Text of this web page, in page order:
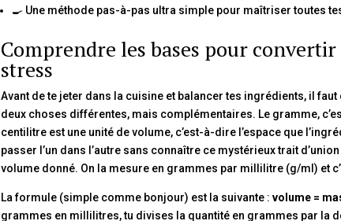
🍳 Une méthode pas-à-pas ultra simple pour maîtriser toutes
Comprendre les bases pour
stress
Avant de te jeter dans la cuisine et balancer tes ingrédients, il
deux choses différentes, mais complémentaires. Le gramme,
centilitre est une unité de volume, c’est-à-dire l’espace que
passer l’un dans l’autre sans connaître ce mystérieux trait d’union
volume donné. On la mesure en grammes par millilitre (g/ml) et
La formule (simple comme bonjour) est la suivante : volume =
grammes en millilitres, tu divises la quantité en grammes par la